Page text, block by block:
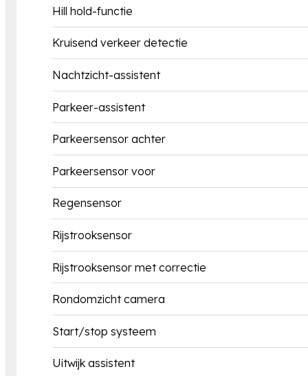
Hill hold-functie
Kruisend verkeer detectie
Nachtzicht-assistent
Parkeer-assistent
Parkeersensor achter
Parkeersensor voor
Regensensor
Rijstrooksensor
Rijstrooksensor met correctie
Rondomzicht camera
Start/stop systeem
Uitwijk assistent